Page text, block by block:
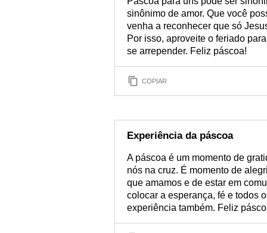
sinônimo de amor. Que você
venha a reconhecer que só
Por isso, aproveite o feriado
se arrepender. Feliz páscoa!
COPIAR
Experiência da páscoa
A páscoa é um momento de
nós na cruz. É momento de
que amamos e de estar em
colocar a esperança, fé e todos
experiência também. Feliz